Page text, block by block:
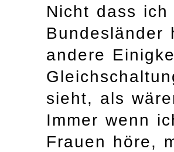
Nicht dass
andere
sieht, als
Immer wenn
Frauen höre,